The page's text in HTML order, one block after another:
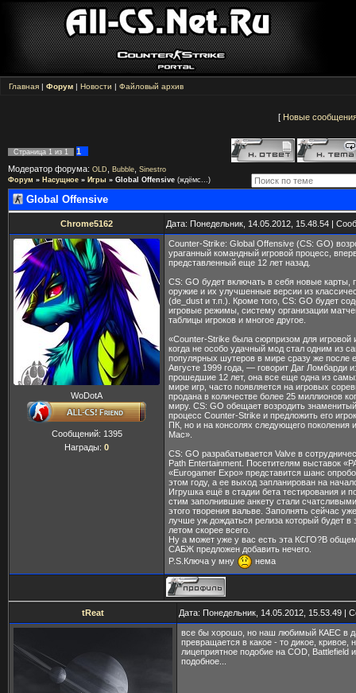
Главная | Форум | Новости | Файловый архив
[ Новые
Страница 1 из 1
1
Модератор форума: OLD Bubble Sinestro
Форум » Насущное » Игры » Global Offensive (ждёмс...)
Global Offensive
Chrome5162 Дата: Понедельник, 14.05.2012, 15.48.54 |
WoDotA
Сообщений: 1395
Награды: 0
Counter-Strike: Global Offensive (CS: GO)
ураганный командный игровой процесс,
представленный еще 12 лет назад.
CS: GO будет включать в себя новые карты,
оружие и их улучшенные версии из
(de_dust и т.п.). Кроме того, CS: GO будет
игровые режимы, систему организации
таблицы игроков и многое другое.
«Counter-Strike была сюрпризом для игровой
когда не особо удачный мод стал одним из
популярных шутеров в мире сразу же после
Августе 1999 года, — говорит Даг Ломбарди
прошедшие 12 лет, она все еще одна из
мире игр, часто появляется на игровых
продана в количестве более 25 миллионов
миру. CS: GO обещает возродить
процесс Counter-Strike и предложить его
ПК, но и на консолях следующего поколения
Mac».
CS: GO разрабатывается Valve в
Path Entertainment. Посетителям выставок
«Eurogamer Expo» представится шанс
этом году, а ее выход запланирован на
Игрушка ещё в стадии бета тестирования и
стим заполнившие анкету стали
этого творения вальве. Заполнять сейчас
лучше уж дождаться релиза который будет в
летом скорее всего.
Ну а может уже у вас есть эта КСГО?В
САБЖ предложен добавить нечего.
P.S.Ключа у мну
нема
tReat Дата: Понедельник, 14.05.2012, 15.53.49 |
все бы хорошо, но наш любимый КАЕС в
превращается в какое - то дикое, кривое,
лицеприятное подобие на COD, Battlefield
подобное...